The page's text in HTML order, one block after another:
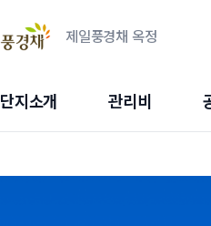
제일풍경채 옥정
단지소개 관리비